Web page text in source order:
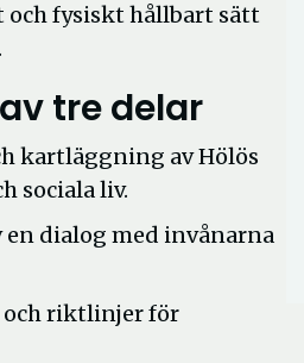
och fysiskt hållbart sätt
tre delar
kartläggning av Hölös
sociala liv.
en dialog med invånarna
och riktlinjer för